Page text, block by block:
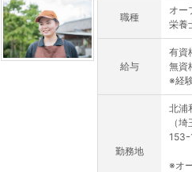
職種
オー
栄養
給与
有資
無資
※経
勤務地
北浦
（
153ｰ
※オ